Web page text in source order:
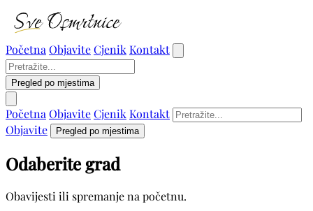
Početna ObjaviteCjenik Kontakt
Pregled po mjestima
Početna ObjaviteCjenik Kontakt
Objavite
Pregled po mjestima
Odaberite grad
Obavijesti ili spremanje na početnu.